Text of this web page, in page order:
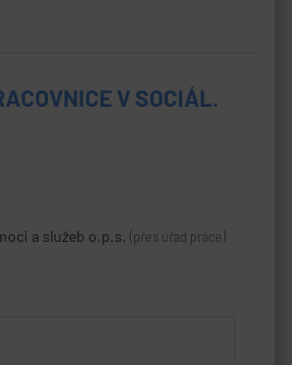
V SOCIÁL.
a služeb o.p.s. (přes úřad práce)